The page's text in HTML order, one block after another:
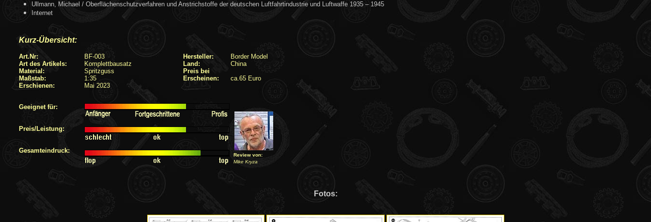
Ullmann, Michael / Oberflächenschutzverfahren und Anstrichstoffe der deutschen Luftfahrtindustrie und Luftwaffe 1935 – 1945
Internet
Kurz-Übersicht:
Art.Nr:
Art des Artikels:
Material:
Maßstab:
Erschienen:
BF-003
Komplettbausatz
Spritzguss
1:35
Mai 2023
Hersteller:
Land:
Preis bei
Erscheinen:
Border Model
China
ca.65 Euro
Geeignet für:
Preis/Leistung:
Gesamteindruck:
Review von:
Mike Kryza
Fotos: